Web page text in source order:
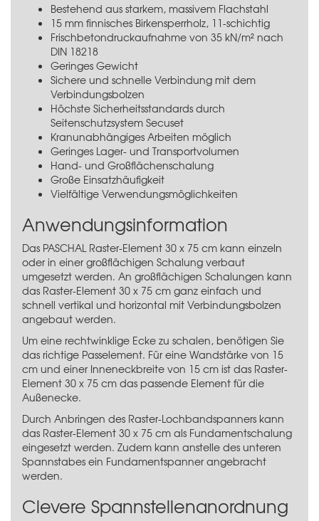
Bestehend aus starkem, massivem Flachstahl
15 mm finnisches Birkensperrholz, 11-schichtig
Frischbetondruckaufnahme von 35 kN/m² nach
DIN 18218
Geringes Gewicht
Sichere und schnelle Verbindung mit dem
Verbindungsbolzen
Höchste Sicherheitsstandards durch
Seitenschutzsystem Secuset
Kranunabhängiges Arbeiten möglich
Geringes Lager- und Transportvolumen
Hand- und Großflächenschalung
Große Einsatzhäufigkeit
Vielfältige Verwendungsmöglichkeiten
Anwendungsinformation
Das PASCHAL Raster-Element 30 x 75 cm kann einzeln
oder in einer großflächigen Schalung verbaut
umgesetzt werden. An großflächigen Schalungen kann
das Raster-Element 30 x 75 cm ganz einfach und
schnell vertikal und horizontal mit Verbindungsbolzen
angebaut werden.
Um eine rechtwinklige Ecke zu schalen, benötigen Sie
das richtige Passelement. Für eine Wandstärke von 15
cm und einer Inneneckbreite von 15 cm ist das Raster-
Element 30 x 75 cm das passende Element für die
Außenecke.
Durch Anbringen des Raster-Lochbandspanners kann
das Raster-Element 30 x 75 cm als Fundamentschalung
eingesetzt werden. Zudem kann anstelle des unteren
Spannstabes ein Fundamentspanner angebracht
werden.
Clevere Spannstellenanordnung